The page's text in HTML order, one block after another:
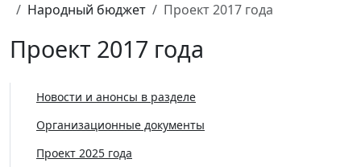
Народный бюджет
Проект 2017 года
Проект 2017 года
Новости и анонсы в разделе
Организационные документы
Проект 2025 года